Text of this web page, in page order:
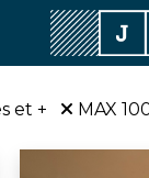
et + MAX